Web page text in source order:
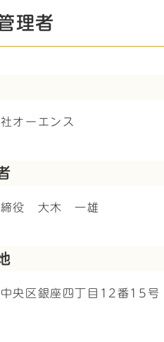
理者
オーエンス
締役 大木 一雄
央区銀座四丁目12番15号